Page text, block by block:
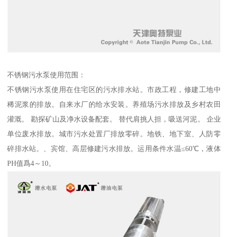
不锈钢污水泵使用范围：
不锈钢污水泵使用在住宅区的污水排水站。市政工程，修建工地中
稀泥浆的排放。自来水厂的给水安装。养殖场污水排放及乡村农田
灌溉。 勘探矿山及净水设备配套。 替代肩挑人担，吸送河泥。 企业
单位废水排放。城市污水处置厂排放零碎。地铁、地下室、人防零
碎排水站。、宾馆、高层修建污水排放。运用条件水温≤60℃，液体
PH值爲4～10。